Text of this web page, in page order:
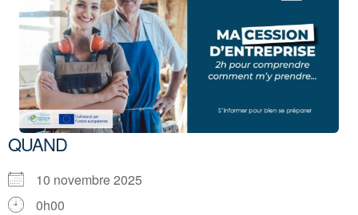
QUAND
10 novembre 2025
0h00